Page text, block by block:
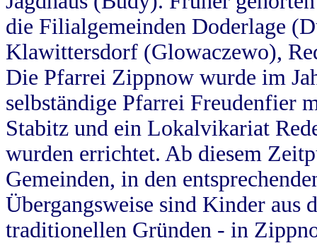
die Filialgemeinden Doderlage
Klawittersdorf (Glowaczewo),
Die Pfarrei Zippnow wurde im
selbständige Pfarrei Freudenfier
Stabitz und ein Lokalvikariat
wurden errichtet. Ab diesem
Gemeinden, in den
Übergangsweise sind Kinder aus
traditionellen Gründen - in